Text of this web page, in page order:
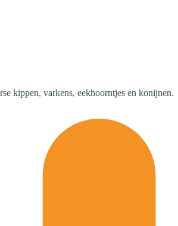
kippen, varkens, eekhoorntjes en konijnen.